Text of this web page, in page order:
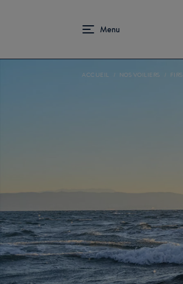
ACCUEIL NOS VOILIERS